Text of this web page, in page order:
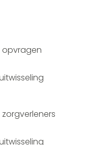
opvragen